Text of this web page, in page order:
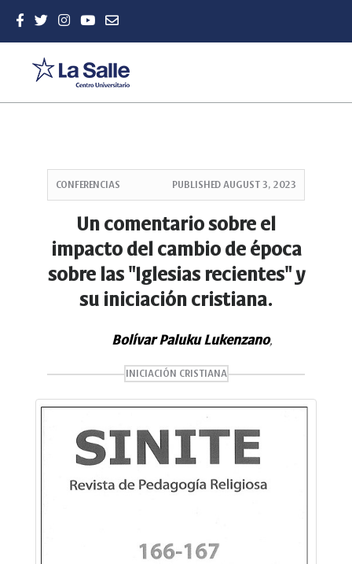
Main
Navigation
Main
CONFERENCIAS PUBLISHED AUGUST 3, 2023
Un comentario sobre el
impacto del cambio de época
sobre las "Iglesias recientes" y
su iniciación cristiana.
Bolívar Paluku Lukenzano,
INICIACIÓN CRISTIANA